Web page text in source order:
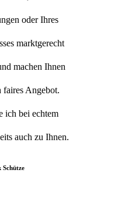
oder Ihres
marktgerecht
machen Ihnen
faires Angebot.
ich bei echtem
auch zu Ihnen.
Schütze